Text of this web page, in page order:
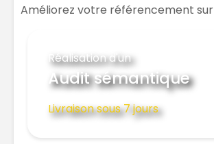
Améliorez votre référencement
Réalisation d'un
Audit sémantique
Livraison sous 7 jours